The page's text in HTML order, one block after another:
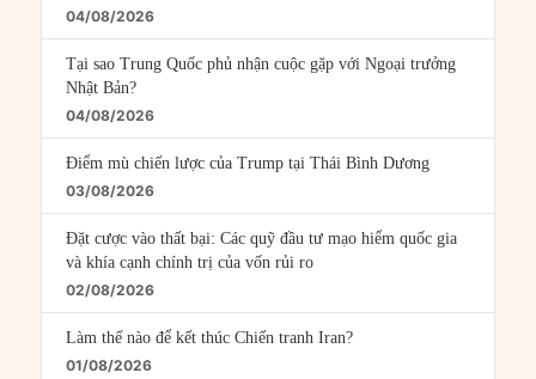
04/08/2026
Tại sao Trung Quốc phủ nhận cuộc gặp với Ngoại trưởng
Nhật Bản?
04/08/2026
Điểm mù chiến lược của Trump tại Thái Bình Dương
03/08/2026
Đặt cược vào thất bại: Các quỹ đầu tư mạo hiểm quốc gia
và khía cạnh chính trị của vốn rủi ro
02/08/2026
Làm thế nào để kết thúc Chiến tranh Iran?
01/08/2026